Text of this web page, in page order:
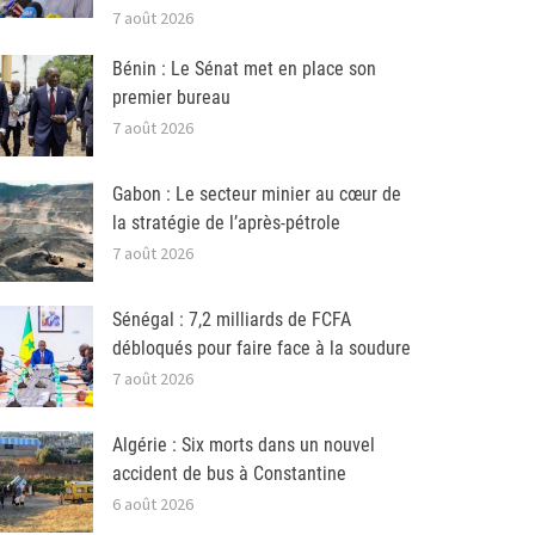
7 août 2026
Bénin : Le Sénat met en place son
premier bureau
7 août 2026
Gabon : Le secteur minier au cœur de
la stratégie de l’après-pétrole
7 août 2026
Sénégal : 7,2 milliards de FCFA
débloqués pour faire face à la soudure
7 août 2026
Algérie : Six morts dans un nouvel
accident de bus à Constantine
6 août 2026